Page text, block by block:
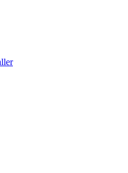
zum Austritt des
und Nordirland aus
Steuerbegleitgesetz - Brexit-